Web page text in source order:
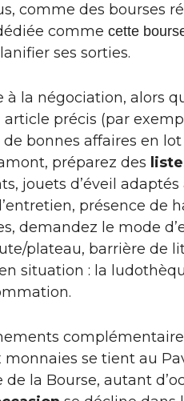
comme des bourses
comme cette
ses sorties.
la négociation, alors
article précis (par
bonnes affaires en
préparez des
jouets d’éveil adaptés
présence de
demandez le mode
plateau, barrière de
situation : la
monnaies se tient au
la Bourse, autant